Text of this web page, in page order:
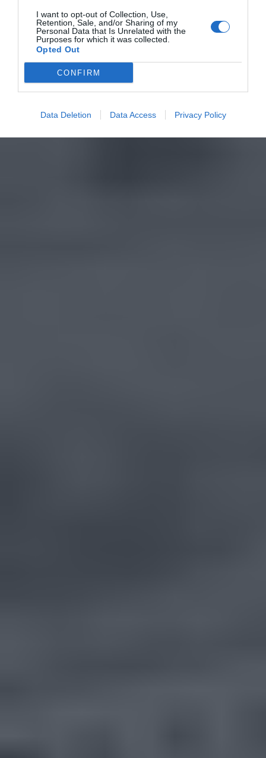
I want to opt-out of Collection, Use,
Retention, Sale, and/or Sharing of my
Personal Data that Is Unrelated with the
Purposes for which it was collected.
Opted Out
CONFIRM
Data Deletion Data Access Privacy Policy